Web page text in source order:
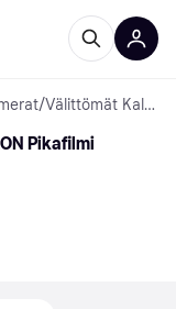
/ Välittömät Kalvot
Pikafilmi